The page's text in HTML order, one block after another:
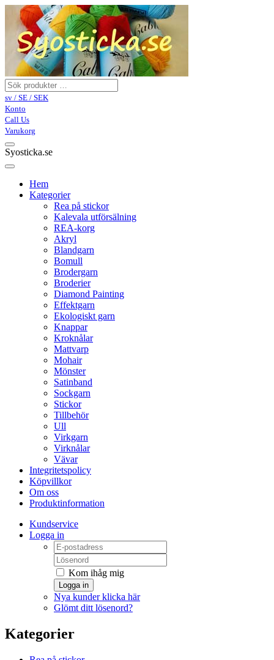
sv / SE / SEK
Konto
Call Us
Varukorg
Syosticka.se
Hem
Kategorier
Rea på stickor
Kalevala utförsälning
REA-korg
Akryl
Blandgarn
Bomull
Brodergarn
Broderier
Diamond Painting
Effektgarn
Ekologiskt garn
Knappar
Kroknålar
Mattvarp
Mohair
Mönster
Satinband
Sockgarn
Stickor
Tillbehör
Ull
Virkgarn
Virknålar
Vävar
Integritetspolicy
Köpvillkor
Om oss
Produktinformation
Kundservice
Logga in
Kom ihåg mig
Logga in
Nya kunder klicka här
Glömt ditt lösenord?
Kategorier